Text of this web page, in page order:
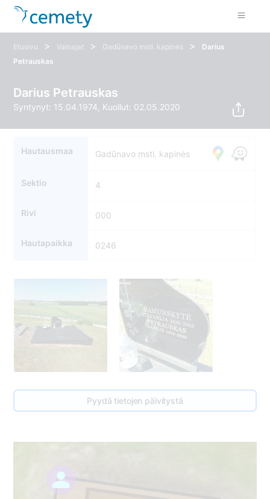
Etusivu > Vainajat > Gadūnavo mstl. kapinės >
Darius
Petrauskas
Darius Petrauskas
Syntynyt: 15.04.1974, Kuollut: 02.05.2020
Hautausmaa Gadūnavo mstl. kapinės
Sektio 4
Rivi 000
Hautapaikka 0246
Pyydä tietojen päivitystä